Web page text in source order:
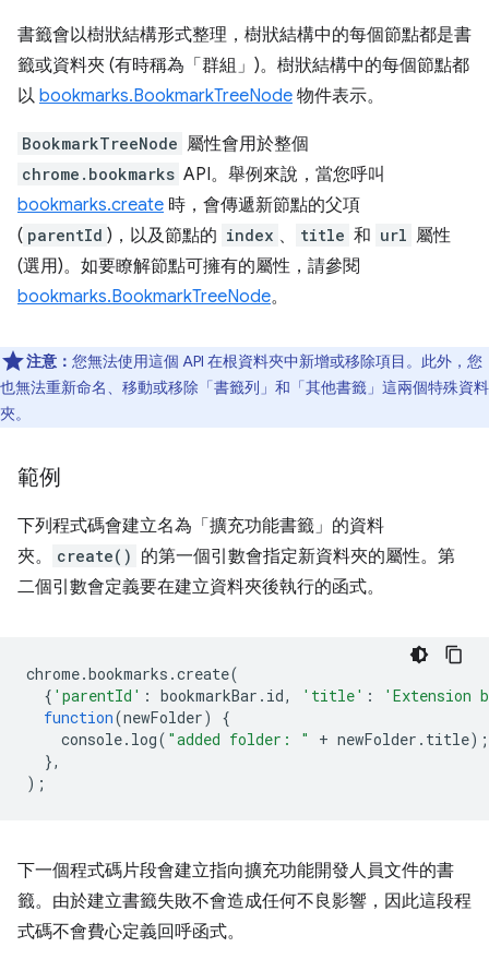
書籤會以樹狀結構形式整理，樹狀結構中的每個節點都是書
籤或資料夾 (有時稱為「群組」 )。樹狀結構中的每個節點都
以 bookmarks.BookmarkTreeNode 物件表示。
BookmarkTreeNode 屬性會用於整個
chrome.bookmarks API。舉例來說，當您呼叫
bookmarks.create 時，會傳遞新節點的父項
( parentId )，以及節點的 index 、 title 和 url 屬性
(選用)。如要瞭解節點可擁有的屬性，請參閱
bookmarks.BookmarkTreeNode。
注意： 您無法使用這個 API 在根資料夾中新增或移除項目。此外，您
也無法重新命名、移動或移除「書籤列」和「其他書籤」這兩個特殊資料
夾。
範例
下列程式碼會建立名為「擴充功能書籤」的資料
夾。
create() 的第一個引數會指定新資料夾的屬性。第
二個引數會定義要在建立資料夾後執行的函式。
chrome.bookmarks .create(
{ 'parentId' : bookmarkBar . id, 'title' :
'Extension
function(newFolder)
{
console. log( "added folder: " + newFolder . title);
},
);
下一個程式碼片段會建立指向擴充功能開發人員文件的書
籤。由於建立書籤失敗不會造成任何不良影響，因此這段程
式碼不會費心定義回呼函式。